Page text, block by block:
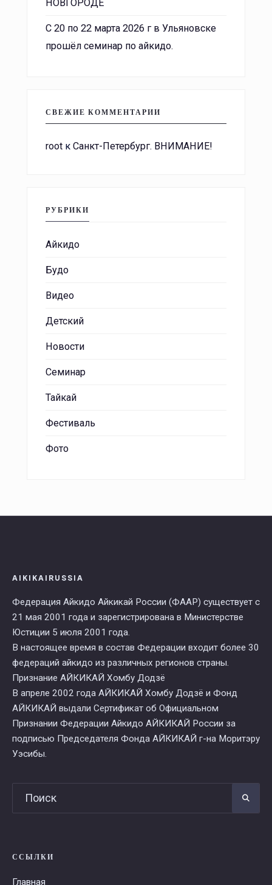
НОВГОРОДЕ
С 20 по 22 марта 2026 г в Ульяновске
прошёл семинар по айкидо.
СВЕЖИЕ КОММЕНТАРИИ
root к Санкт-Петербург. ВНИМАНИЕ!
РУБРИКИ
Айкидо
Будо
Видео
Детский
Новости
Семинар
Тайкай
Фестиваль
Фото
AIKIKAIRUSSIA
Федерация Айкидо Айкикай России (ФААР) существует с
21 мая 2001 года и зарегистрирована в Министерстве
Юстиции 5 июля 2001 года.
В настоящее время в состав Федерации входит более 30
федераций айкидо из различных регионов страны.
Признание АЙКИКАЙ Хомбу Додзё
В апреле 2002 года АЙКИКАЙ Хомбу Додзё и Фонд
АЙКИКАЙ выдали Сертификат об Официальном
Признании Федерации Айкидо АЙКИКАЙ России за
подписью Председателя Фонда АЙКИКАЙ г-на Моритэру
Уэсибы.
ССЫЛКИ
Главная